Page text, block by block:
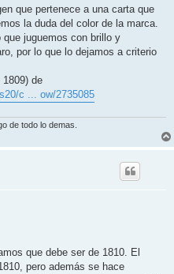
que pertenece a una carta que
la duda del color de la marca.
que juguemos con brillo y
por lo que lo dejamos a criterio
1809) de
c ... ow/2735085
de todo lo demas.
que debe ser de 1810. El
pero además se hace